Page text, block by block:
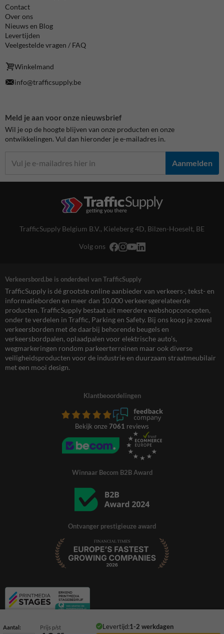
Aantal: Prijs p/st Levertijd:1-2 werkdagen
Contact
Over ons
Nieuws en Blog
Levertijden
Veelgestelde vragen / FAQ
Winkelmand
info@trafficsupply.be
Meld je aan voor onze nieuwsbrief
Wil je op de hoogte blijven van onze producten en onze
ontwikkelingen. Vul dan hieronder je e-mailadres in.
Aanmelden
TrafficSupply Belgium B.V., Kieleberg 4D, Bilzen-Hoeselt, BE
Volg ons
Verkeersbord.be is onderdeel van TrafficSupply
TrafficSupply is dé grootste online aanbieder van verkeers-, tekst- en
informatieborden en meer dan 10.000 verkeersgerelateerde
producten. TrafficSupply bestaat uit meerdere webshopconcepten,
onder te verdelen in Traffic, Parking en Safety. Bij ons koop je zowel
verkeersborden met de daarbij behorende beugels en
verkeersbordpalen, oplaadpalen voor elektrische auto’s,
wegmarkeringen rondom parkeerterreinen maar ook diverse
veiligheidsproducten voor de industrie en duurzaam straatmeubilair
met een mooi design.
Klantbeoordelingen
Bekijk onze 7061 reviews
Winnaar Becom B2B Award
Ontvanger prestigieuze award